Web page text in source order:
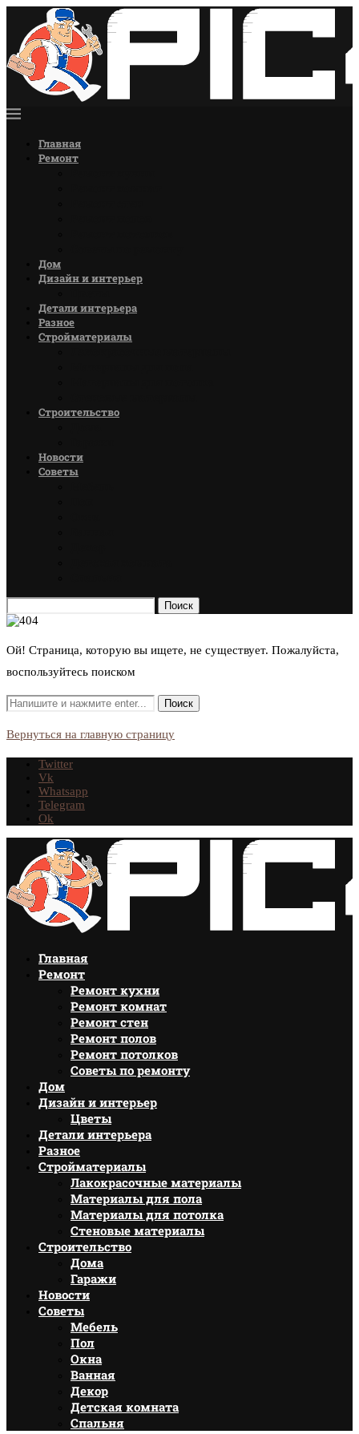
Главная
Ремонт
Дом
Дизайн и интерьер
Детали интерьера
Разное
Стройматериалы
Строительство
Новости
Советы
Поиск
Ой! Страница, которую вы ищете, не существует. Пожалуйста,
воспользуйтесь поиском
Вернуться на главную страницу
Twitter
Vk
Whatsapp
Telegram
Ok
Главная
Ремонт
Ремонт кухни
Ремонт комнат
Ремонт стен
Ремонт полов
Ремонт потолков
Советы по ремонту
Дом
Дизайн и интерьер
Цветы
Детали интерьера
Разное
Стройматериалы
Лакокрасочные материалы
Материалы для пола
Материалы для потолка
Стеновые материалы
Строительство
Дома
Гаражи
Новости
Советы
Мебель
Пол
Окна
Ванная
Декор
Детская комната
Спальня